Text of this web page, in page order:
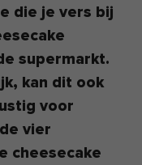
die je vers bij
supermarkt.
kan dit ook
voor
vier
cheesecake